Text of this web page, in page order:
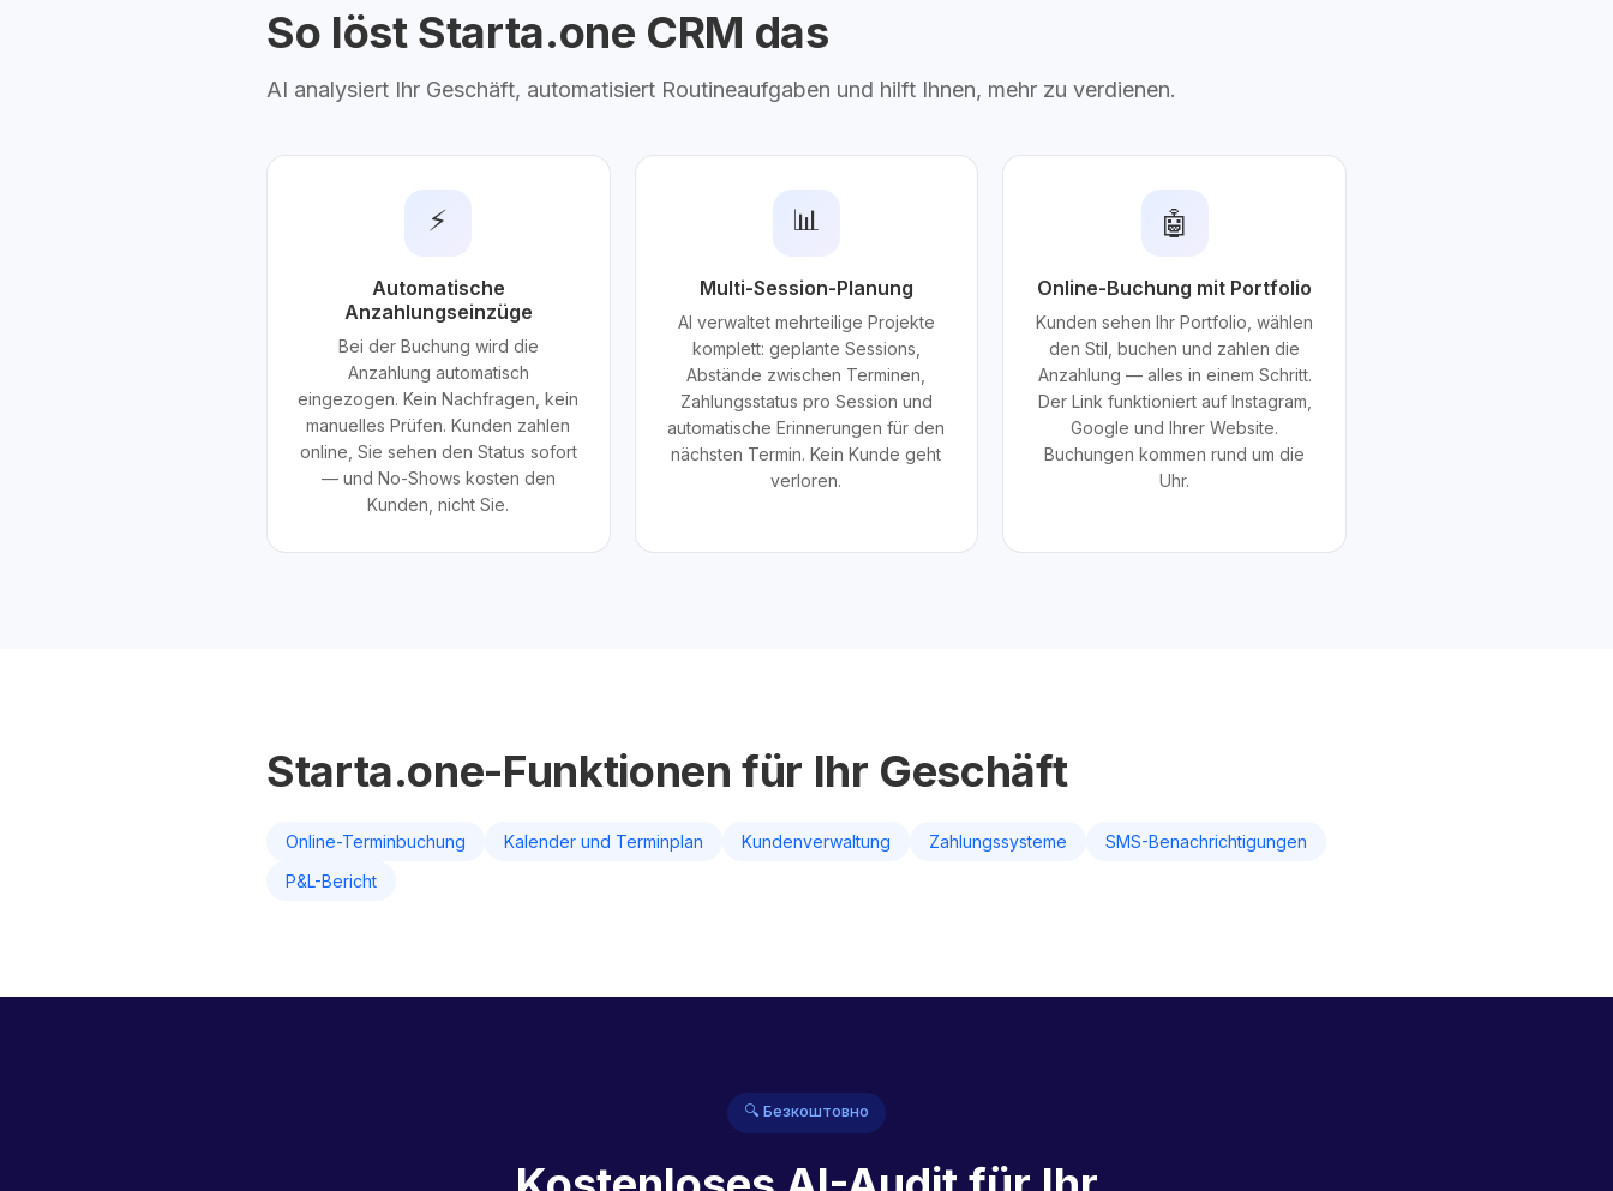
So löst Starta.one CRM das
AI analysiert Ihr Geschäft, automatisiert Routineaufgaben und hilft Ihnen, mehr zu verdienen.
⚡
Automatische
Anzahlungseinzüge
Bei der Buchung wird die
Anzahlung automatisch
eingezogen. Kein Nachfragen, kein
manuelles Prüfen. Kunden zahlen
online, Sie sehen den Status sofort
— und No-Shows kosten den
Kunden, nicht Sie.
📊
Multi-Session-Planung
AI verwaltet mehrteilige Projekte
komplett: geplante Sessions,
Abstände zwischen Terminen,
Zahlungsstatus pro Session und
automatische Erinnerungen für den
nächsten Termin. Kein Kunde geht
verloren.
🤖
Online-Buchung mit Portfolio
Kunden sehen Ihr Portfolio, wählen
den Stil, buchen und zahlen die
Anzahlung — alles in einem Schritt.
Der Link funktioniert auf Instagram,
Google und Ihrer Website.
Buchungen kommen rund um die
Uhr.
Starta.one-Funktionen für Ihr Geschäft
Online-Terminbuchung Kalender und Terminplan Kundenverwaltung Zahlungssysteme
SMS-Benachrichtigungen
P&L-Bericht
🔍 Безкоштовно